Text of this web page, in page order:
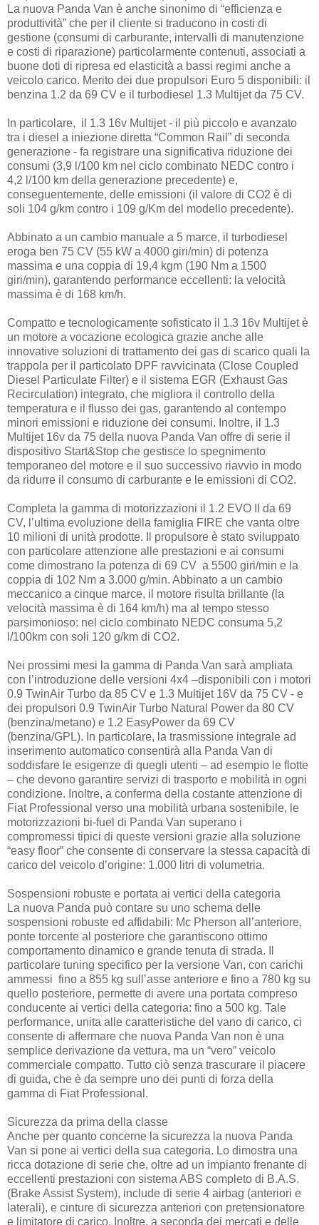
La nuova Panda Van è anche sinonimo di “efficienza e
produttività” che per il cliente si traducono in costi di
gestione (consumi di carburante, intervalli di manutenzione
e costi di riparazione) particolarmente contenuti, associati a
buone doti di ripresa ed elasticità a bassi regimi anche a
veicolo carico. Merito dei due propulsori Euro 5 disponibili: il
benzina 1.2 da 69 CV e il turbodiesel 1.3 Multijet da 75 CV.
In particolare, il 1.3 16v Multijet - il più piccolo e avanzato
tra i diesel a iniezione diretta “Common Rail” di seconda
generazione - fa registrare una significativa riduzione dei
consumi (3,9 l/100 km nel ciclo combinato NEDC contro i
4,2 l/100 km della generazione precedente) e,
conseguentemente, delle emissioni (il valore di CO2 è di
soli 104 g/km contro i 109 g/Km del modello precedente).
Abbinato a un cambio manuale a 5 marce, il turbodiesel
eroga ben 75 CV (55 kW a 4000 giri/min) di potenza
massima e una coppia di 19,4 kgm (190 Nm a 1500
giri/min), garantendo performance eccellenti: la velocità
massima è di 168 km/h.
Compatto e tecnologicamente sofisticato il 1.3 16v Multijet è
un motore a vocazione ecologica grazie anche alle
innovative soluzioni di trattamento dei gas di scarico quali la
trappola per il particolato DPF ravvicinata (Close Coupled
Diesel Particulate Filter) e il sistema EGR (Exhaust Gas
Recirculation) integrato, che migliora il controllo della
temperatura e il flusso dei gas, garantendo al contempo
minori emissioni e riduzione dei consumi. Inoltre, il 1.3
Multijet 16v da 75 della nuova Panda Van offre di serie il
dispositivo Start&Stop che gestisce lo spegnimento
temporaneo del motore e il suo successivo riavvio in modo
da ridurre il consumo di carburante e le emissioni di CO2.
Completa la gamma di motorizzazioni il 1.2 EVO II da 69
CV, l’ultima evoluzione della famiglia FIRE che vanta oltre
10 milioni di unità prodotte. Il propulsore è stato sviluppato
con particolare attenzione alle prestazioni e ai consumi
come dimostrano la potenza di 69 CV a 5500 giri/min e la
coppia di 102 Nm a 3.000 g/min. Abbinato a un cambio
meccanico a cinque marce, il motore risulta brillante (la
velocità massima è di 164 km/h) ma al tempo stesso
parsimonioso: nel ciclo combinato NEDC consuma 5,2
l/100km con soli 120 g/km di CO2.
Nei prossimi mesi la gamma di Panda Van sarà ampliata
con l’introduzione delle versioni 4x4 –disponibili con i motori
0.9 TwinAir Turbo da 85 CV e 1.3 Multijet 16V da 75 CV - e
dei propulsori 0.9 TwinAir Turbo Natural Power da 80 CV
(benzina/metano) e 1.2 EasyPower da 69 CV
(benzina/GPL). In particolare, la trasmissione integrale ad
inserimento automatico consentirà alla Panda Van di
soddisfare le esigenze di quegli utenti – ad esempio le flotte
– che devono garantire servizi di trasporto e mobilità in ogni
condizione. Inoltre, a conferma della costante attenzione di
Fiat Professional verso una mobilità urbana sostenibile, le
motorizzazioni bi-fuel di Panda Van superano i
compromessi tipici di queste versioni grazie alla soluzione
“easy floor” che consente di conservare la stessa capacità di
carico del veicolo d’origine: 1.000 litri di volumetria.
Sospensioni robuste e portata ai vertici della categoria
La nuova Panda può contare su uno schema delle
sospensioni robuste ed affidabili: Mc Pherson all’anteriore,
ponte torcente al posteriore che garantiscono ottimo
comportamento dinamico e grande tenuta di strada. Il
particolare tuning specifico per la versione Van, con carichi
ammessi fino a 855 kg sull’asse anteriore e fino a 780 kg su
quello posteriore, permette di avere una portata compreso
conducente ai vertici della categoria: fino a 500 kg. Tale
performance, unita alle caratteristiche del vano di carico, ci
consente di affermare che nuova Panda Van non è una
semplice derivazione da vettura, ma un “vero” veicolo
commerciale compatto. Tutto ciò senza trascurare il piacere
di guida, che è da sempre uno dei punti di forza della
gamma di Fiat Professional.
Sicurezza da prima della classe
Anche per quanto concerne la sicurezza la nuova Panda
Van si pone ai vertici della sua categoria. Lo dimostra una
ricca dotazione di serie che, oltre ad un impianto frenante di
eccellenti prestazioni con sistema ABS completo di B.A.S.
(Brake Assist System), include di serie 4 airbag (anteriori e
laterali), e cinture di sicurezza anteriori con pretensionatore
e limitatore di carico. Inoltre, a seconda dei mercati e delle